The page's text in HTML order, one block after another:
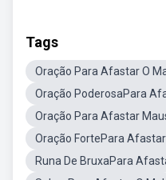
Tags
Oração Para Afastar O
Oração PoderosaPara
Oração Para Afastar
Oração FortePara Afastar
Runa De BruxaPara